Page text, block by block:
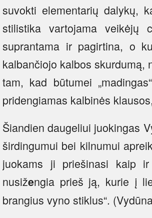
suvokti elementarių dalykų,
stilistika vartojama veikėjų
suprantama ir pagirtina, o
kalbančiojo kalbos
tam, kad būtumei
pridengiamas kalbinės
Šiandien daugeliui juokingas
širdingumui bei kilnumui
juokams ji priešinasi kaip
nusižengia prieš ją, kurie į
brangius vyno stiklus“.